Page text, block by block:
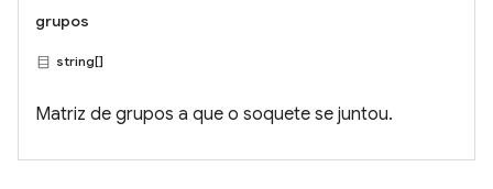
grupos
string[]
Matriz de grupos a que o soquete se juntou.